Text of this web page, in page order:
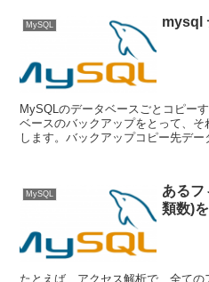
MySQL mysql
MySQLのデータベースごとコピー
ベースのバックアップをとって、
します。バックアップコピー先デ
MySQL
あるフ
類数)
たとえば、アクセス解析で、全て